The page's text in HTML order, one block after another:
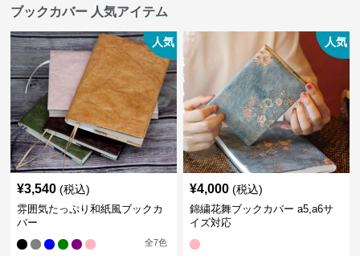
ブックカバー 人気アイテム
人気
¥3,540 (税込)
雰囲気たっぷり和紙風ブックカ
バー
全7色
人気
¥4,000 (税込)
錦繍花舞ブックカバー a5,a6サ
イズ対応